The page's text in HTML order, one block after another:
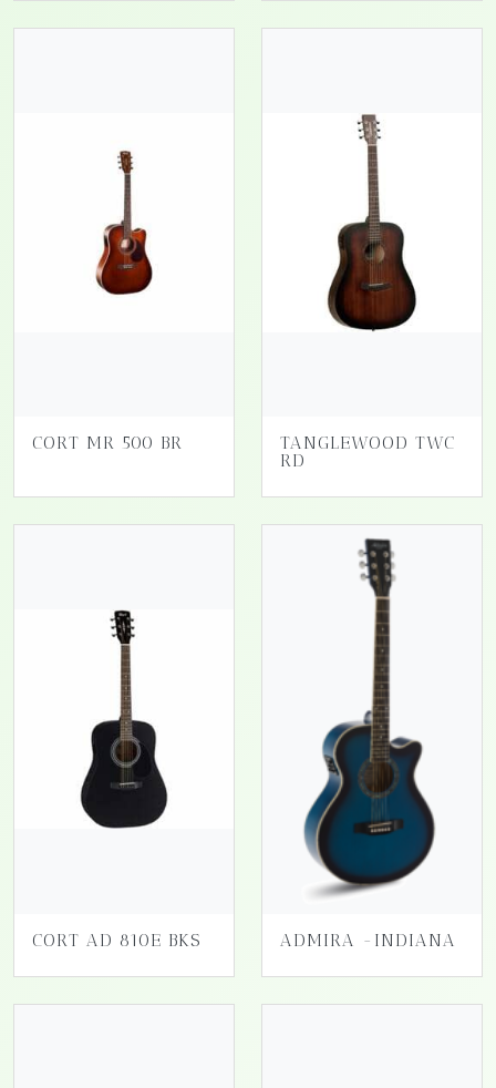
CORT MR 500 BR
TANGLEWOOD TWC
RD
CORT AD 810E BKS ADMIRA -INDIANA